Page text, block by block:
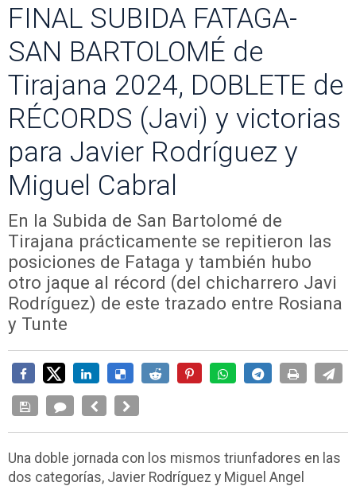
FINAL SUBIDA FATAGA-
SAN BARTOLOMÉ de
Tirajana 2024, DOBLETE de
RÉCORDS (Javi) y victorias
para Javier Rodríguez y
Miguel Cabral
En la Subida de San Bartolomé de
Tirajana prácticamente se repitieron las
posiciones de Fataga y también hubo
otro jaque al récord (del chicharrero Javi
Rodríguez) de este trazado entre Rosiana
y Tunte
Una doble jornada con los mismos triunfadores en las
dos categorías, Javier Rodríguez y Miguel Angel